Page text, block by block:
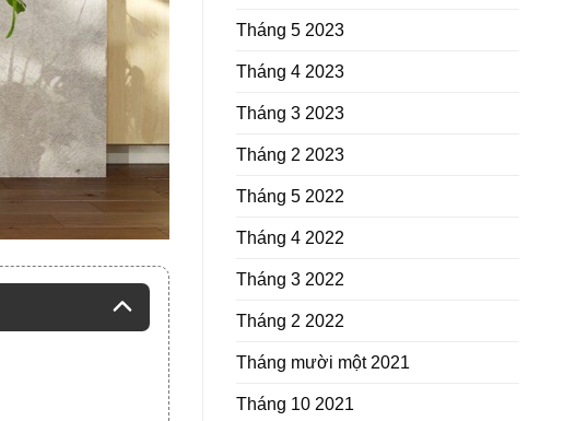
Tháng 5 2023
Tháng 4 2023
Tháng 3 2023
Tháng 2 2023
Tháng 5 2022
Tháng 4 2022
Tháng 3 2022
Tháng 2 2022
Tháng mười một 2021
Tháng 10 2021